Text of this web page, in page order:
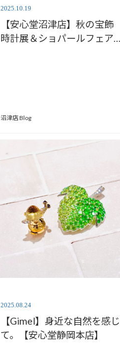
2025.10.19
【安心堂沼津店】秋の宝飾
時計展＆ショパールフェア
沼津店 Blog
2025.08.24
【Gimel】身近な自然を感じ
て。【安心堂静岡本店】